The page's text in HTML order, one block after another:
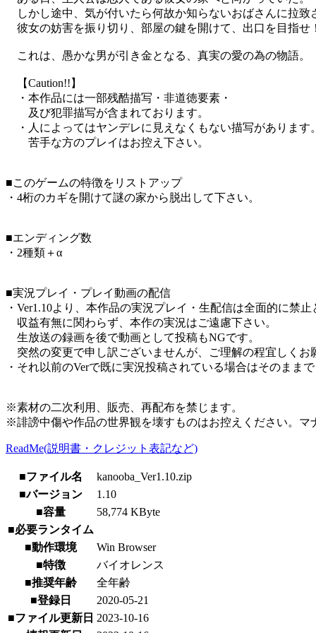
しかし途中、気が付いたら何故か知らないおばさんに拉致
彼女の妨害を振り切り、部屋の鍵を開けて、出口を目指せ
これは、愚かな男が引き金となる、真実の愛の為の物語。
【Caution!!】
・本作品には一部残酷描写・非道徳要素・
及び犯罪描写が含まれております。
・人によってはヤンデレに見えなくもない描写があります
苦手な方のプレイはお控え下さい。
■このゲームの特徴をリストアップ
・4桁のカギを開けて謎の家から脱出して下さい。
■エンディング数
・2種類＋α
■実況プレイ・プレイ動画の配信
・Ver1.10より、本作品の実況プレイ・生配信は全面的に禁
収益有無に関わらず、本作の実況はご遠慮下さい。
生放送の録画を後で動画として投稿もNGです。
突然の変更で申し訳ございませんが、ご理解の程宜しくお
・それ以前のVerで既に実況投稿されている場合はそのま
※素材の二次利用、販売、再配布を禁じます。
※誹謗中傷や作品の世界観を壊すものはお控えください。マ
ReadMe(説明書・クレジット表記など)
■ファイル名
kanooba_Ver1.10.zip
■バージョン
1.10
■容量
58,774 KByte
■必要ランタイム
■動作環境
Win Browser
■特徴
バイオレンス
■推奨年齢
全年齢
■登録日
2020-05-21
■ファイル更新日 2023-10-16